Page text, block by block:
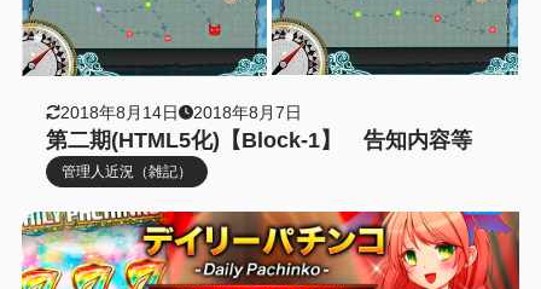
2018年8月14日 2018年8月7日
第二期(HTML5化)【Block-1】 告知内容等
管理人近況（雑記）